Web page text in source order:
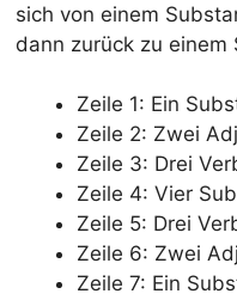
sich von einem
dann zurück zu
Zeile 1: Ein
Zeile 2: Zwei
Zeile 3: Drei
Zeile 4: Vier
Zeile 5: Drei
Zeile 6: Zwei
Zeile 7: Ein